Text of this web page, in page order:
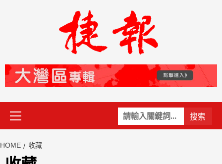
關
鍵
Primary
Menu
HOME 收藏